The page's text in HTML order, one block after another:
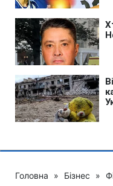
Головна » Бізнес »